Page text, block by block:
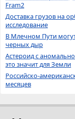
Fram2
Доставка грузов на
исследование
В Млечном Пути
черных дыр
Астероид с
это значит для Земли
Российско-
месяцев